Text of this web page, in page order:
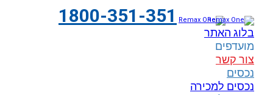
1800-351-351
בלוג האתר
מועדפים
צור קשר
נכסים
נכסים למכירה